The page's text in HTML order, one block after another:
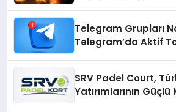
Telegram Grupları
Telegram’da Aktif
SRV Padel Court,
Yatırımlarının